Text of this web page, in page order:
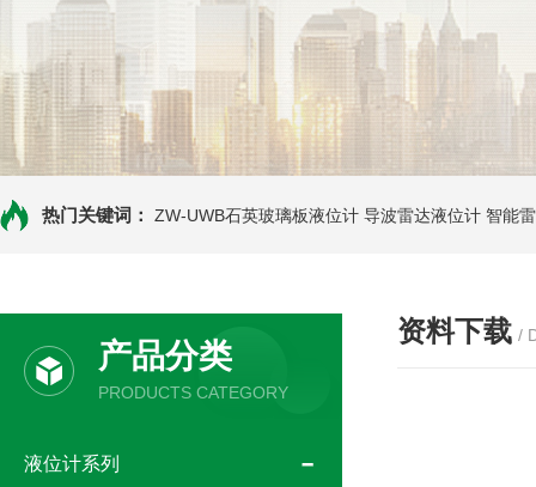
热门关键词： ZW-UWB石英玻璃板液位计 导波雷达液位计 智能
产品分类
PRODUCTS CATEGORY
液位计系列
资料下载 /